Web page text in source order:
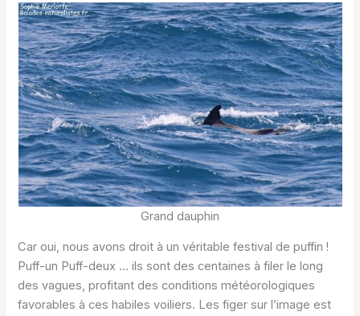
Grand dauphin
Car oui, nous avons droit à un véritable festival de puffin !
Puff-un Puff-deux … ils sont des centaines à filer le long
des vagues, profitant des conditions météorologiques
favorables à ces habiles voiliers. Les figer sur l’image est